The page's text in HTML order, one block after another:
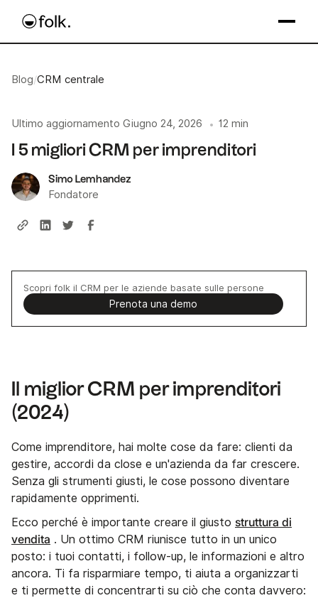
Blog/CRM centrale
Ultimo aggiornamento Giugno 24, 2026 • 12 min
I 5 migliori CRM per imprenditori
Simo Lemhandez
Fondatore
Scopri folk il CRM per le aziende basate sulle persone
Prenota una demo
Il miglior CRM per imprenditori
(2024)
Come imprenditore, hai molte cose da fare: clienti da
gestire, accordi da close e un'azienda da far crescere.
Senza gli strumenti giusti, le cose possono diventare
rapidamente opprimenti.
Ecco perché è importante creare il giusto struttura di
vendita . Un ottimo CRM riunisce tutto in un unico
posto: i tuoi contatti, i follow-up, le informazioni e altro
ancora. Ti fa risparmiare tempo, ti aiuta a organizzarti
e ti permette di concentrarti su ciò che conta davvero: